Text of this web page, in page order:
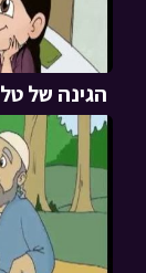
הגינה של